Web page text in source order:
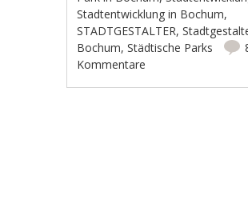
Stadtentwicklung in Bochum,
STADTGESTALTER,
Bochum,Städtische Parks
Kommentare